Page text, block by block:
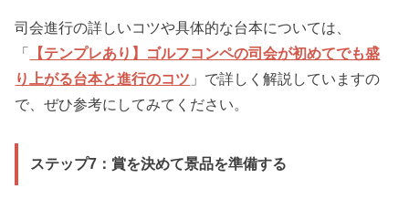
司会進行の詳しいコツや具体的な台本については、
「 【テンプレあり】ゴルフコンペの司会が初めてでも盛
り上がる台本と進行のコツ 」で詳しく解説していますの
で、ぜひ参考にしてみてください。
ステップ7：賞を決めて景品を準備する